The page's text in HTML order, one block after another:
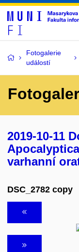
Fotogalerie
událostí
2019-10-11
varhanní
DSC_2782 copy